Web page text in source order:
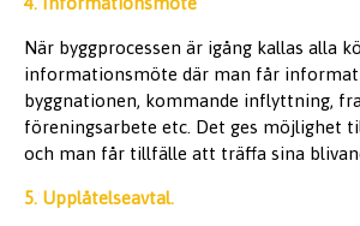
När byggprocessen är igång kallas alla
informationsmöte där man får
byggnationen, kommande inflyttning,
föreningsarbete etc. Det ges möjlighet
och man får tillfälle att träffa sina
5. Upplåtelseavtal.